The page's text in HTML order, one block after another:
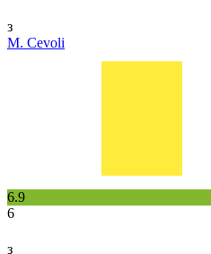
з
M. Cevoli
6.9
6
з